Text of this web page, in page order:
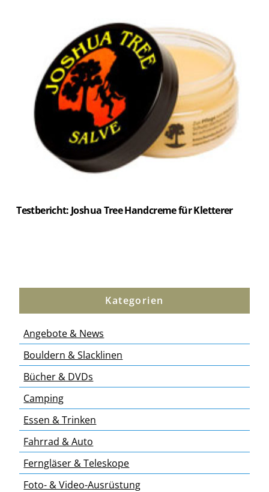
Testbericht: Joshua Tree Handcreme für Kletterer
Kategorien
Angebote & News
Bouldern & Slacklinen
Bücher & DVDs
Camping
Essen & Trinken
Fahrrad & Auto
Ferngläser & Teleskope
Foto- & Video-Ausrüstung